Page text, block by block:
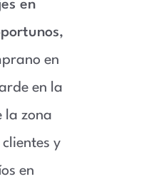
en
,
en
en la
la zona
y
en